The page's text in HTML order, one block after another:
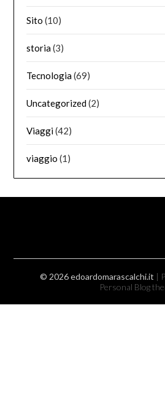
Sito (10)
storia(3)
Tecnologia(69)
Uncategorized(2)
Viaggi(42)
viaggio (1)
© 2026 edoardomarascalchi.it |
Personal Blog